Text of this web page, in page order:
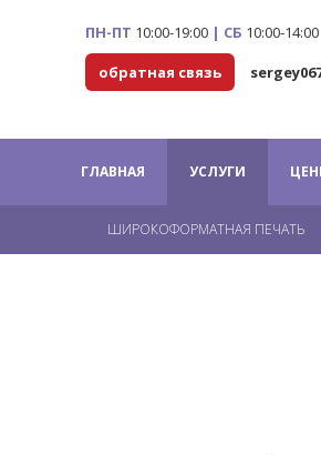
ПН-ПТ 10:00-19:00 | СБ 10:00-14:00
обратная связь
ГЛАВНАЯ УСЛУГИ
ШИРОКОФОРМАТНАЯ ПЕЧАТЬ